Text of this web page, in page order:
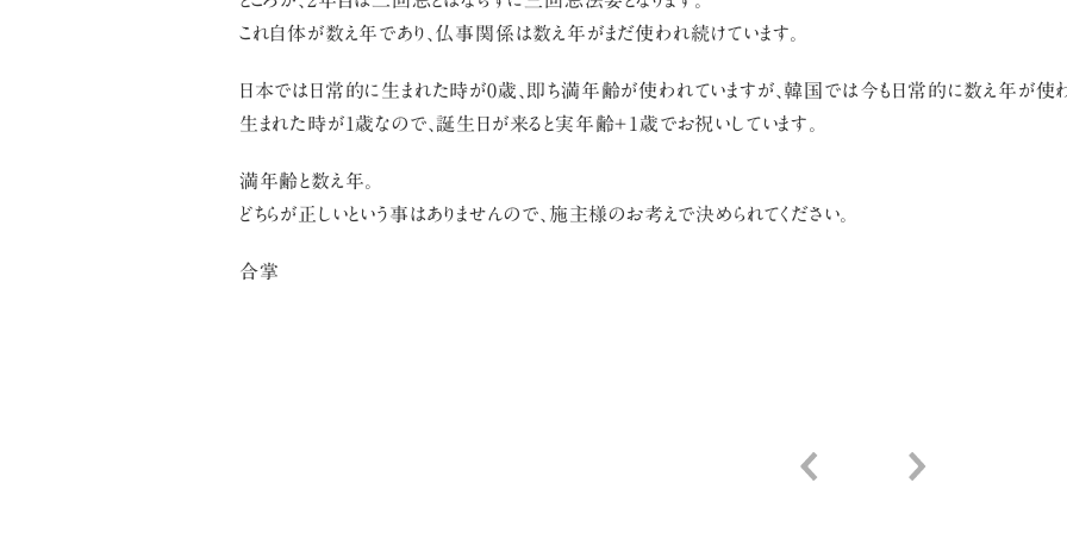
これ自体が数え年であり、仏事関係は数え年がまだ使われ続けています。
日本では日常的に生まれた時が0歳、即ち満年齢が使われていますが、韓国では今も日常的に数え年が使わ
生まれた時が1歳なので、誕生日が来ると実年齢＋1歳でお祝いしています。
満年齢と数え年。
どちらが正しいという事はありませんので、施主様のお考えで決められてください。
合掌